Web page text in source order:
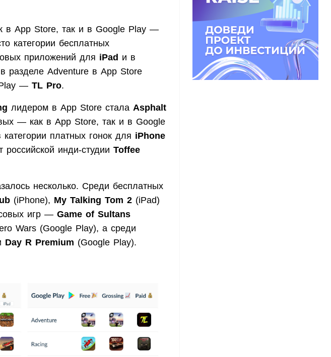
в App Store, так и в Google Play —
категории бесплатных
приложений для iPad и в
разделе Adventure в App Store
— TL Pro.
лидером в App Store стала Asphalt
— как в App Store, так и в Google
категории платных гонок для iPhone
российской инди-студии Toffee
несколько. Среди бесплатных
(iPhone), My Talking Tom 2 (iPad)
игр — Game of Sultans
Wars (Google Play), а среди
Day R Premium (Google Play).